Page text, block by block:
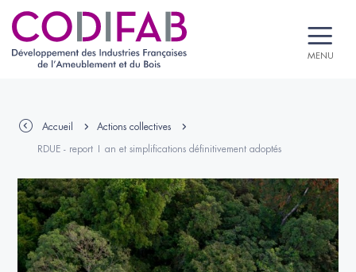
MENU
Accueil Actions collectives
RDUE - report 1 an et simplifications définitivement adoptés